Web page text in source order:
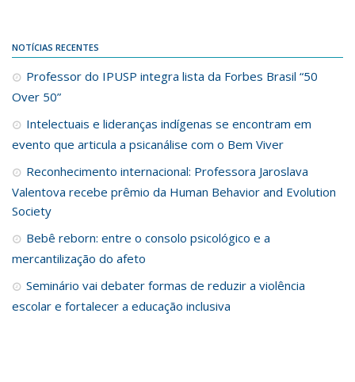
NOTÍCIAS RECENTES
Professor do IPUSP integra lista da Forbes Brasil “50
Over 50”
Intelectuais e lideranças indígenas se encontram em
evento que articula a psicanálise com o Bem Viver
Reconhecimento internacional: Professora Jaroslava
Valentova recebe prêmio da Human Behavior and Evolution
Society
Bebê reborn: entre o consolo psicológico e a
mercantilização do afeto
Seminário vai debater formas de reduzir a violência
escolar e fortalecer a educação inclusiva